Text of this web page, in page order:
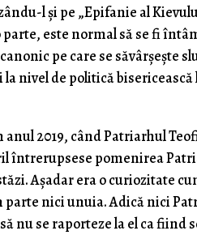
l și pe „Epifanie al
parte, este normal să se fi
pe care se săvârșește
nivel de politică
2019, când Patriarhul
întrerupsese pomenirea
Așadar era o curiozitate
nici unuia. Adică nici
nu se raporteze la el ca fiind